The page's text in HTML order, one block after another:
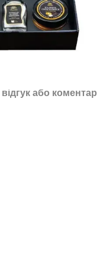
або коментар